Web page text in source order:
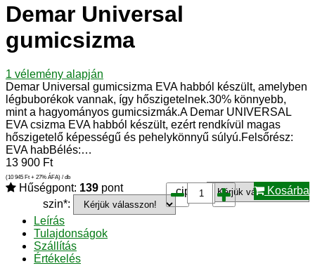
Demar Universal
gumicsizma
1 vélemény alapján
Demar Universal gumicsizma EVA habból készült, amelyben
légbuborékok vannak, így hőszigetelnek.30% könnyebb,
mint a hagyományos gumicsizmák.A Demar UNIVERSAL
EVA csizma EVA habból készült, ezért rendkívül magas
hőszigetelő képességű és pehelykönnyű súlyú.Felsőrész:
EVA habBélés:…
13 900 Ft
(10 945 Ft + 27% ÁFA) / db
Hűségpont: 139 pont
cipő*:
szin*:
Kosárba
Leírás
Tulajdonságok
Szállítás
Értékelés